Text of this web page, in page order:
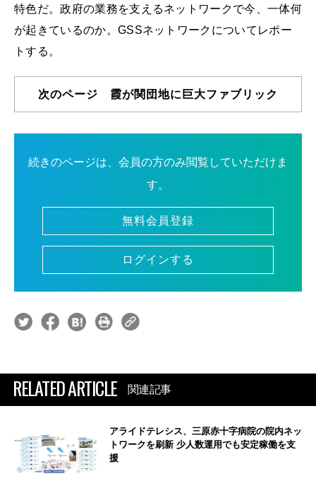
特色だ。政府の業務を支えるネットワークで今、一体何
が起きているのか。GSSネットワークについてレポー
トする。
次のページ 霞が関団地に巨大ファブリック
続きのページは、会員の方のみ閲覧していただけま
す。
無料会員登録
ログインする
RELATED ARTICLE 関連記事
アライドテレシス、三原赤十字病院の院内ネッ
トワークを刷新 少人数運用でも安定稼働を支
援